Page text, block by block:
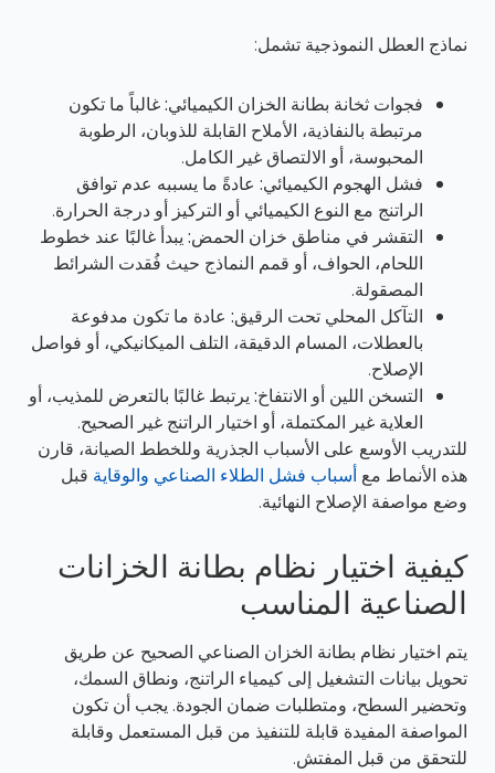
نماذج العطل النموذجية تشمل:
فجوات ثخانة بطانة الخزان الكيميائي:غالباً ما تكون
مرتبطة بالنفاذية، الأملاح القابلة للذوبان، الرطوبة
المحبوسة، أو الالتصاق غير الكامل.
فشل الهجوم الكيميائي: عادةً ما يسببه عدم توافق
الراتنج مع النوع الكيميائي أو التركيز أو درجة الحرارة.
التقشر في مناطق خزان الحمض:يبدأ غالبًا عند خطوط
اللحام، الحواف، أو قمم النماذج حيث فُقدت الشرائط
المصقولة.
التآكل المحلي تحت الرقيق: عادة ما تكون مدفوعة
بالعطلات، المسام الدقيقة، التلف الميكانيكي، أو فواصل
الإصلاح.
التسخن اللين أو الانتفاخ:يرتبط غالبًا بالتعرض للمذيب، أو
العلاية غير المكتملة، أو اختيار الراتنج غير الصحيح.
للتدريب الأوسع على الأسباب الجذرية وللخطط الصيانة، قارن
هذه الأنماط مع أسباب فشل الطلاء الصناعي والوقاية قبل
وضع مواصفة الإصلاح النهائية.
كيفية اختيار نظام بطانة الخزانات
الصناعية المناسب
يتم اختيار نظام بطانة الخزان الصناعي الصحيح عن طريق
تحويل بيانات التشغيل إلى كيمياء الراتنج، ونطاق السمك،
وتحضير السطح، ومتطلبات ضمان الجودة. يجب أن تكون
المواصفة المفيدة قابلة للتنفيذ من قبل المستعمل وقابلة
للتحقق من قبل المفتش.